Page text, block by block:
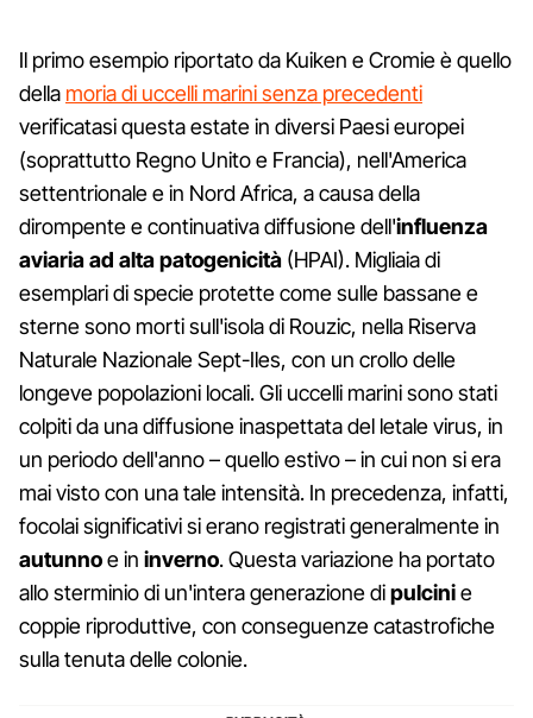
Il primo esempio riportato da Kuiken e Cromie è quello
della moria di uccelli marini senza precedenti
verificatasi questa estate in diversi Paesi europei
(soprattutto Regno Unito e Francia), nell'America
settentrionale e in Nord Africa, a causa della
dirompente e continuativa diffusione dell'influenza
aviaria ad alta patogenicità (HPAI). Migliaia di
esemplari di specie protette come sulle bassane e
sterne sono morti sull'isola di Rouzic, nella Riserva
Naturale Nazionale Sept-Iles, con un crollo delle
longeve popolazioni locali. Gli uccelli marini sono stati
colpiti da una diffusione inaspettata del letale virus, in
un periodo dell'anno – quello estivo – in cui non si era
mai visto con una tale intensità. In precedenza, infatti,
focolai significativi si erano registrati generalmente in
autunnoe in inverno. Questa variazione ha portato
allo sterminio di un'intera generazione dipulcinie
coppie riproduttive, con conseguenze catastrofiche
sulla tenuta delle colonie.